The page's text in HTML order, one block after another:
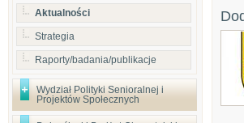
Aktualności
Strategia
Raporty/badania/publikacje
Wydział Polityki Senioralnej i
Projektów Społecznych